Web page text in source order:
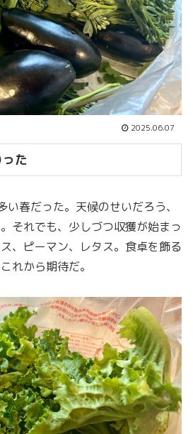
2025.06.07
た
春だった。天候のせいだろう、
それでも、少しづつ収獲が始まっ
、ピーマン、レタス。食卓を飾る
れから期待だ。